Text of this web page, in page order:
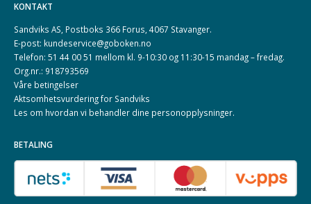
KONTAKT
Sandviks AS, Postboks 366 Forus, 4067 Stavanger.
E-post: kundeservice@goboken.no
Telefon: 51 44 00 51 mellom kl. 9-10:30 og 11:30-15 mandag – fredag.
Org.nr.: 918793569
Våre betingelser
Aktsomhetsvurdering for Sandviks
Les om hvordan vi behandler dine personopplysninger.
BETALING